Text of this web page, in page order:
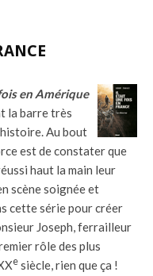
en Amérique
la barre très
Au bout
est de constater que
haut la main leur
scène soignée et
cette série pour créer
Joseph, ferrailleur
rôle des plus
e siècle, rien que ça !